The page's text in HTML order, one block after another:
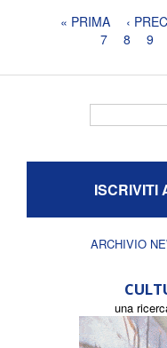
Pagine« PRIMA ‹
7
8 9
ISCRIVITI
ARCHIVIO
una